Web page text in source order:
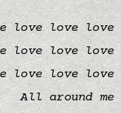
love love love
love love love
love love love
All around me